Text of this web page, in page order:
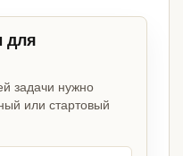
для
задачи нужно
или стартовый